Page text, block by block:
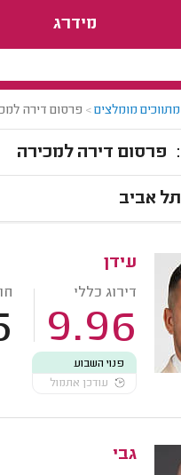
מידרג
מתווכים מומלצים> פרסום דירה
פרסום דירה למכירה
תל אביב
עידן
דירוג כללי
9.96
פנוי השבוע
עודכן אתמול
גבי